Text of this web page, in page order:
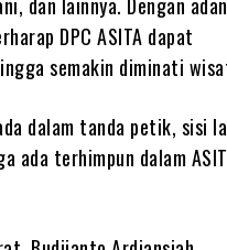
DPC ASITA dapat
semakin diminati
dalam tanda petik, sisi
ada terhimpun dalam